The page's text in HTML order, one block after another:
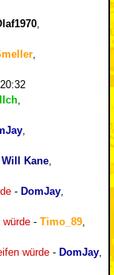
Will Kane
- DomJay
- Timo_89
würde - DomJay